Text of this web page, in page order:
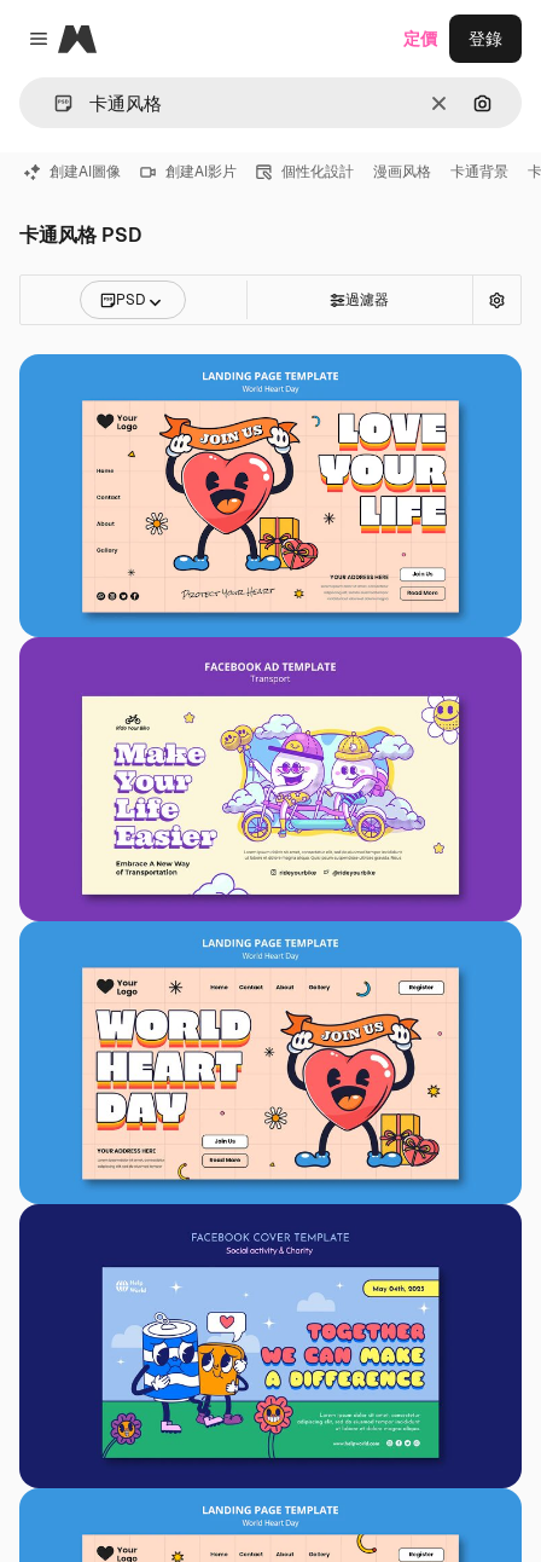
Close menu
Magnific
清除 通過圖
定價 登錄
創建AI圖像 創建AI影片 個性化設計 漫画风格 卡通背景
卡通风格 PSD
PSD 過濾器